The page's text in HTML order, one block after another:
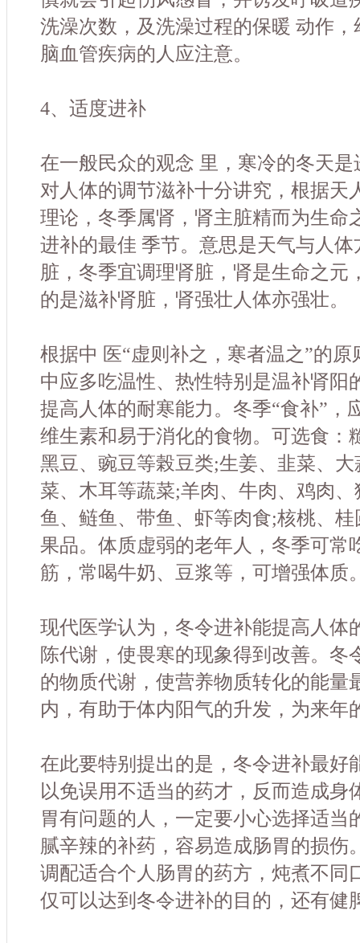
洗澡次数，及洗澡过程的保暖 动作
脑血管疾病的人应注意。
4、适度进补
在一般民众的观念 里，寒冷的冬天
对人体的调节滋补十分讲究，根据天
理论，冬季属肾，肾主脏精而为生命
进补的最佳 季节。意思是天气与人
脏，冬季宜调理肾脏，肾是生命之元
的是滋补肾脏，肾强壮人体亦强壮。
根据中 医“虚则补之，寒者温之”的
中应多吃温性、热性特别是温补肾阳
提高人体的耐寒能力。冬季“食补”，
维生素和易于消化的食物。可选食：
黑豆、豌豆等榖豆类;生姜、韭菜、
菜、木耳等蔬菜;羊肉、牛肉、鸡肉
鱼、鲢鱼、带鱼、虾等肉食;核桃、
果品。体质虚弱的老年人，冬季可常
筋，常喝牛奶、豆浆等，可增强体质
现代医学认为，冬令进补能提高人体
陈代谢，使畏寒的现象得到改善。冬
的物质代谢，使营养物质转化的能量
内，有助于体内阳气的升发，为来年
在此要特别提出的是，冬令进补最好
以免误用不适当的药才，反而造成身
胃有问题的人，一定要小心选择适当
腻辛辣的补药，容易造成肠胃的损伤
调配适合个人肠胃的药方，炖煮不同
仅可以达到冬令进补的目的，还有健